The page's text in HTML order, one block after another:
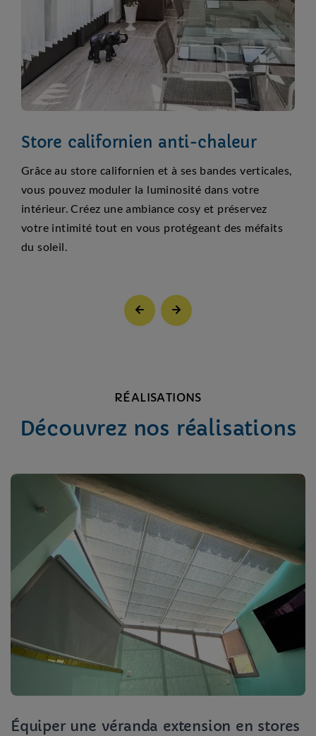
Store californien anti-chaleur
Grâce au store californien et à ses bandes verticales,
vous pouvez moduler la luminosité dans votre
intérieur. Créez une ambiance cosy et préservez
votre intimité tout en vous protégeant des méfaits
du soleil.
RÉALISATIONS
Découvrez nos réalisations
Équiper une véranda extension en stores